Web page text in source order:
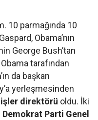
10 parmağında 10
Obama’nın
George Bush’tan
tarafından
da başkan
yerleşmesinden
direktörü oldu. İki
Demokrat Parti Genel